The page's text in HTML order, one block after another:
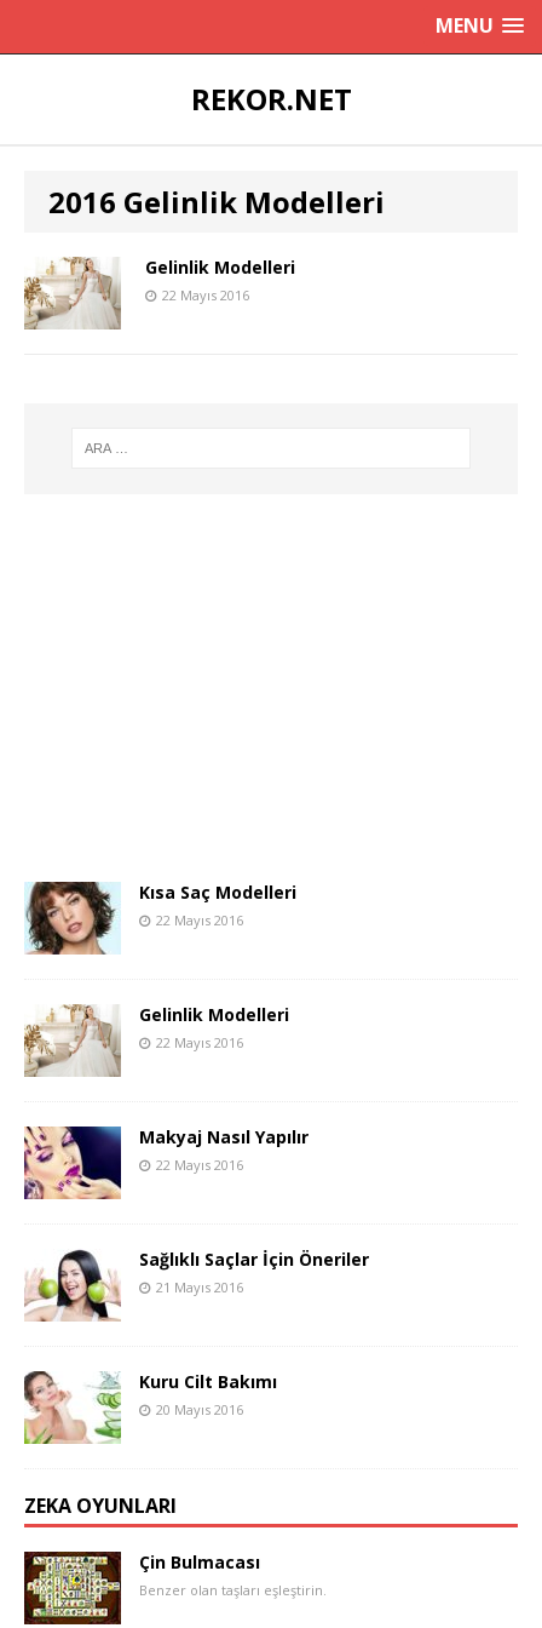
MENU
REKOR.NET
2016 Gelinlik Modelleri
Gelinlik Modelleri
22 Mayıs 2016
Kısa Saç Modelleri
22 Mayıs 2016
Gelinlik Modelleri
22 Mayıs 2016
Makyaj Nasıl Yapılır
22 Mayıs 2016
Sağlıklı Saçlar İçin Öneriler
21 Mayıs 2016
Kuru Cilt Bakımı
20 Mayıs 2016
ZEKA OYUNLARI
Çin Bulmacası
Benzer olan taşları eşleştirin.